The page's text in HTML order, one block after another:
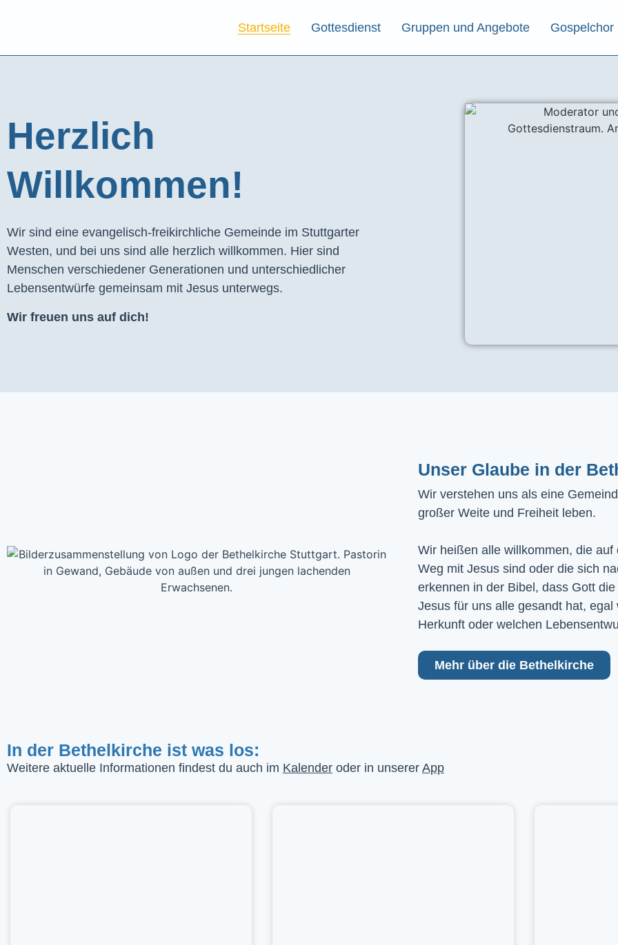
Startseite Gottesdienst Gruppen und Angebote Gospelchor
Herzlich
Willkommen!
Wir sind eine evangelisch-freikirchliche Gemeinde im Stuttgarter
Westen, und bei uns sind alle herzlich willkommen. Hier sind
Menschen verschiedener Generationen und unterschiedlicher
Lebensentwürfe gemeinsam mit Jesus unterwegs.
Wir freuen uns auf dich!
Unser Glaube in der
Wir verstehen uns als eine
großer Weite und Freiheit leben.
Wir heißen alle willkommen, die
Weg mit Jesus sind oder die sich
erkennen in der Bibel, dass Gott
Jesus für uns alle gesandt hat,
Herkunft oder welchen
Mehr über die Bethelkirche
In der Bethelkirche ist was los:
Weitere aktuelle Informationen findest du auch im Kalender oder in unserer App